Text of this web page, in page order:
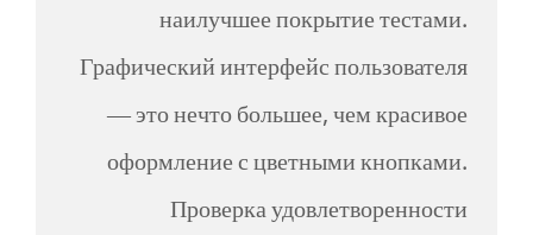
наилучшее покрытие тестами.
Графический интерфейс пользователя
— это нечто большее, чем красивое
оформление с цветными кнопками.
Проверка удовлетворенности